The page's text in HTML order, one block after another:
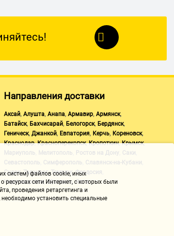
Направления доставки
Аксай, Алушта, Анапа, Армавир, Армянск,
Батайск, Бахчисарай, Белогорск, Бердянск,
Геническ, Джанкой, Евпатория, Керчь, Кореновск,
Краснодар,Красноперекопск,Кропоткин,Крымск,
Мариуполь Мелитополь Ростов на Дону Саки
Севастополь Симферополь Славянск-на-Кубани
Судак,Таганрог,Темрюк,Феодосия
Черноморское ,Щелкино,Ялта
систем) файлов cookie, иных
сети Интернет, с которых были
проведения ретаргетинга и
установить специальные